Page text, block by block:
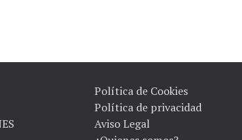
Política de Cookies
Política de privacidad
Aviso Legal